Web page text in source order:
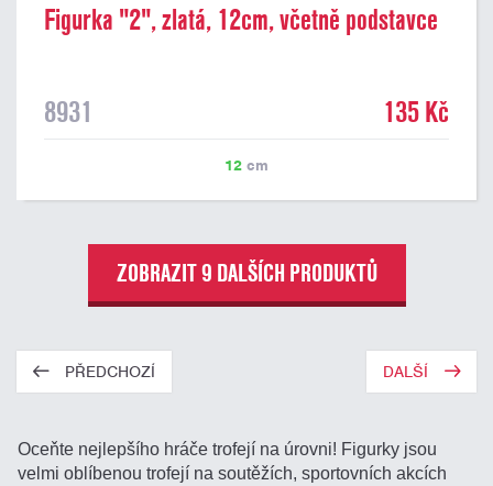
Figurka "2", zlatá, 12cm, včetně podstavce
8931 135 Kč
12 cm
ZOBRAZIT 9 DALŠÍCH PRODUKTŮ
PŘEDCHOZÍ DALŠÍ
Oceňte nejlepšího hráče trofejí na úrovni! Figurky jsou
velmi oblíbenou trofejí na soutěžích, sportovních akcích